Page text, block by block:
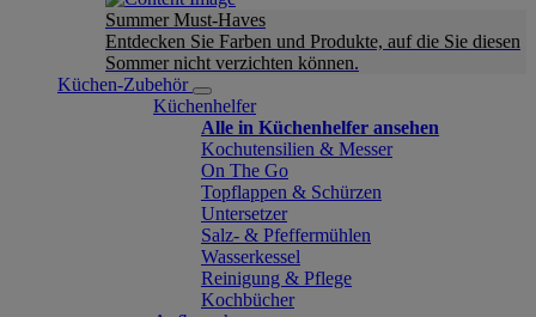
Summer Must-Haves
Entdecken Sie Farben und Produkte, auf die Sie diesen
Sommer nicht verzichten können.
Küchen-Zubehör
Küchenhelfer
Alle in Küchenhelfer ansehen
Kochutensilien & Messer
On The Go
Topflappen & Schürzen
Untersetzer
Salz- & Pfeffermühlen
Wasserkessel
Reinigung & Pflege
Kochbücher